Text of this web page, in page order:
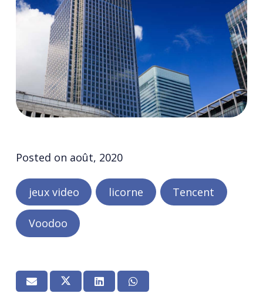
Posted on août, 2020
jeux video licorne Tencent
Voodoo